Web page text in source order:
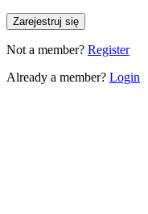
Zarejestruj się
Not a member? Register
Already a member? Login